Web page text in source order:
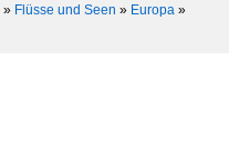
» Flüsse und Seen » Europa »